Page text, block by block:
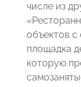
числе из
объектов
площадка
которую